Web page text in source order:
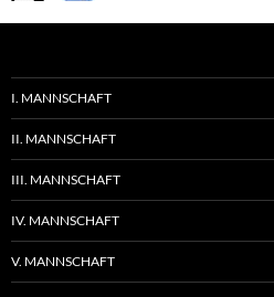
I. MANNSCHAFT
II. MANNSCHAFT
III. MANNSCHAFT
IV. MANNSCHAFT
V. MANNSCHAFT